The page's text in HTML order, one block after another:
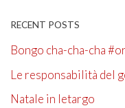
RECENT POSTS
Bongo cha-cha-cha
Le responsabilità del
Natale in letargo